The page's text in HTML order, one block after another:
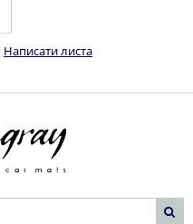
Написати листа